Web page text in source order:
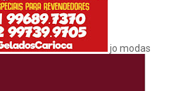
jo modas